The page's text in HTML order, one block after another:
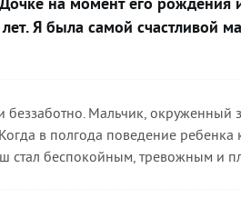
лет. Я была самой счастливой
Мальчик, окруженный
в полгода поведение
стал беспокойным, тревожным и